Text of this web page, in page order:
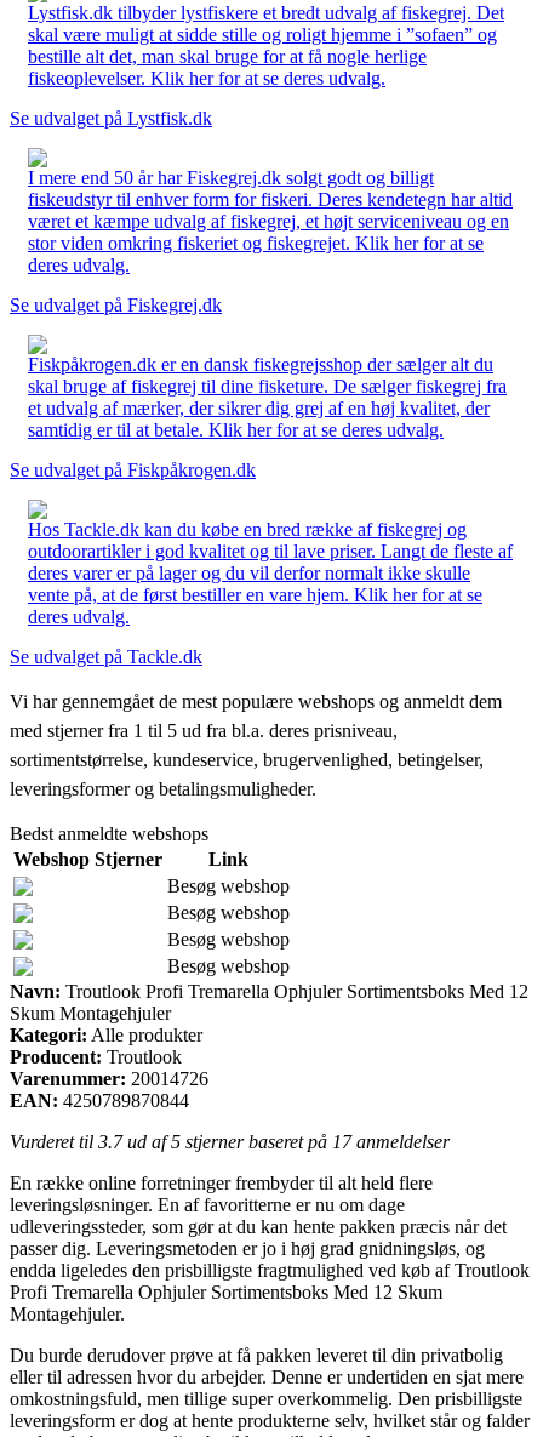
Lystfisk.dk tilbyder lystfiskere et bredt udvalg af fiskegrej. Det
skal være muligt at sidde stille og roligt hjemme i ”sofaen” og
bestille alt det, man skal bruge for at få nogle herlige
fiskeoplevelser. Klik her for at se deres udvalg.
Se udvalget på Lystfisk.dk
I mere end 50 år har Fiskegrej.dk solgt godt og billigt
fiskeudstyr til enhver form for fiskeri. Deres kendetegn har altid
været et kæmpe udvalg af fiskegrej, et højt serviceniveau og en
stor viden omkring fiskeriet og fiskegrejet. Klik her for at se
deres udvalg.
Se udvalget på Fiskegrej.dk
Fiskpåkrogen.dk er en dansk fiskegrejsshop der sælger alt du
skal bruge af fiskegrej til dine fisketure. De sælger fiskegrej fra
et udvalg af mærker, der sikrer dig grej af en høj kvalitet, der
samtidig er til at betale. Klik her for at se deres udvalg.
Se udvalget på Fiskpåkrogen.dk
Hos Tackle.dk kan du købe en bred række af fiskegrej og
outdoorartikler i god kvalitet og til lave priser. Langt de fleste af
deres varer er på lager og du vil derfor normalt ikke skulle
vente på, at de først bestiller en vare hjem. Klik her for at se
deres udvalg.
Se udvalget på Tackle.dk
Vi har gennemgået de mest populære webshops og anmeldt dem
med stjerner fra 1 til 5 ud fra bl.a. deres prisniveau,
sortimentstørrelse, kundeservice, brugervenlighed, betingelser,
leveringsformer og betalingsmuligheder.
Bedst anmeldte webshops
Webshop Stjerner
Link
Besøg webshop
Besøg webshop
Besøg webshop
Besøg webshop
Navn: Troutlook Profi Tremarella Ophjuler Sortimentsboks Med 12
Skum Montagehjuler
Kategori: Alle produkter
Producent: Troutlook
Varenummer: 20014726
EAN: 4250789870844
Vurderet til 3.7ud af 5 stjerner baseret på 17anmeldelser
En række online forretninger frembyder til alt held flere
leveringsløsninger. En af favoritterne er nu om dage
udleveringssteder, som gør at du kan hente pakken præcis når det
passer dig. Leveringsmetoden er jo i høj grad gnidningsløs, og
endda ligeledes den prisbilligste fragtmulighed ved køb af Troutlook
Profi Tremarella Ophjuler Sortimentsboks Med 12 Skum
Montagehjuler.
Du burde derudover prøve at få pakken leveret til din privatbolig
eller til adressen hvor du arbejder. Denne er undertiden en sjat mere
omkostningsfuld, men tillige super overkommelig. Den prisbilligste
leveringsform er dog at hente produkterne selv, hvilket står og falder